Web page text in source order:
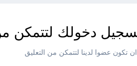
دخولك لتتمكن
تكون عضوا لدينا لتتمكن من التعليق